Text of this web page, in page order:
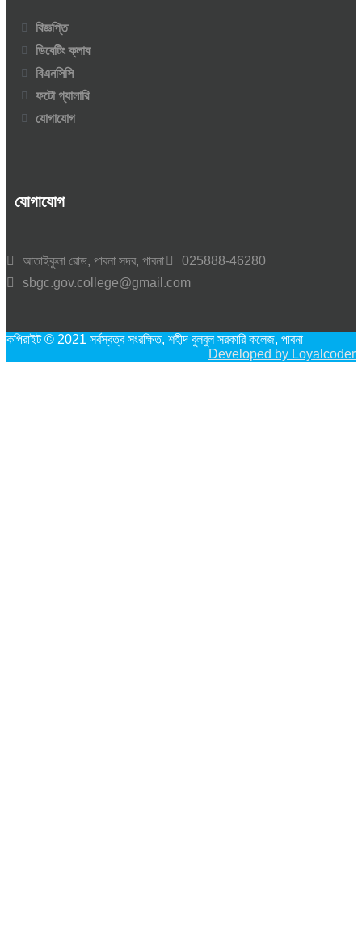
বিজ্ঞপ্তি
ডিবেটিং ক্লাব
বিএনসিসি
ফটো গ্যালারি
যোগাযোগ
যোগাযোগ
আতাইকুলা রোড, পাবনা সদর, পাবনা
025888-46280
sbgc.gov.college@gmail.com
কপিরাইট © 2021 সর্বস্বত্ব সংরক্ষিত, শহীদ বুলবুল সরকারি কলেজ, পাবনা
Developed by Loyalcoder